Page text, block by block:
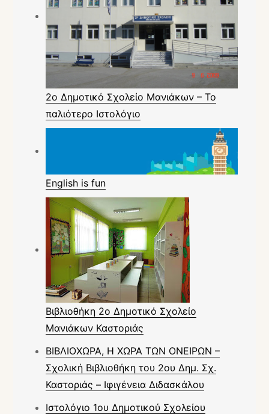
2ο Δημοτικό Σχολείο Μανιάκων – Το
παλιότερο Ιστολόγιο
English is fun
Βιβλιοθήκη 2ο Δημοτικό Σχολείο
Μανιάκων Καστοριάς
ΒΙΒΛΙΟΧΩΡΑ, Η ΧΩΡΑ ΤΩΝ ΟΝΕΙΡΩΝ –
Σχολική Βιβλιοθήκη του 2ου Δημ. Σχ.
Καστοριάς – Ιφιγένεια Διδασκάλου
Ιστολόγιο 1ου Δημοτικού Σχολείου